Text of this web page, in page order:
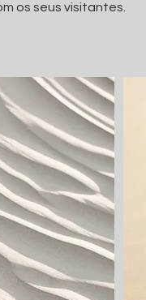
os seus visitantes.